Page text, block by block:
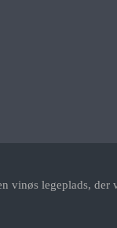
vinøs legeplads,